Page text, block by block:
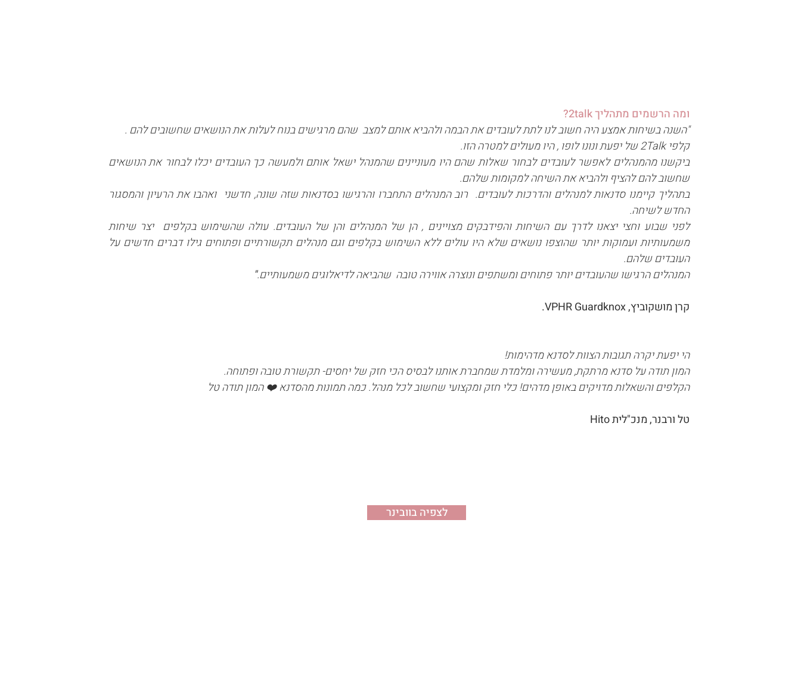
ומה הרשמים מתהליך 2talk?
"השנה בשיחות אמצע היה חשוב לנו לתת לעובדים את הבמה ולהביא אותם למצב שהם מרגישים בנוח לעלות את הנושאים שחשובים להם .
קלפי 2Talk של יפעת ונונו לופו , היו מעולים למטרה הזו.
ביקשנו מהמנהלים לאפשר לעובדים לבחור שאלותשהם היו מעוניינים שהמנהל ישאל אותם ולמעשה כך העובדים יכלו לבחור את הנושאים
שחשוב להם להציף ולהביא את השיחה למקומות שלהם.
בתהליך קיימנו סדנאות למנהלים והדרכות לעובדים. רוב המנהלים התחברו והרגישו בסדנאות שזה שונה, חדשני ואהבו את הרעיון והמסגור
החדש לשיחה.
לפני שבוע וחצי יצאנו לדרך עם השיחות והפידבקים מצויינים , הן של המנהלים והן של העובדים. עולה שהשימוש בקלפים יצר שיחות
משמעותיות ועמוקות יותר שהוצפו נושאים שלא היו עולים ללא השימוש בקלפים וגם מנהלים תקשורתיים ופתוחים גילו דברים חדשים על
העובדים שלהם.
המנהלים הרגישו שהעובדים יותר פתוחים ומשתפים ונוצרה אווירה טובה שהביאה לדיאלוגים משמעותיים."
קרן מושקוביץ, VPHR Guardknox.
הי יפעת יקרה תגובות הצוות לסדנא מדהימות!
המון תודה על סדנא מרתקת, מעשירה ומלמדת שמחברת אותנו לבסיס הכי חזק של יחסים- תקשורת טובה ופתוחה.
הקלפים והשאלות מדויקים באופן מדהים! כלי חזק ומקצועי שחשוב לכל מנהל. כמה תמונות מהסדנא ❤️ המון תודה טל
טל ורבנר, מנכ"לית Hito
לצפיה בוובינר